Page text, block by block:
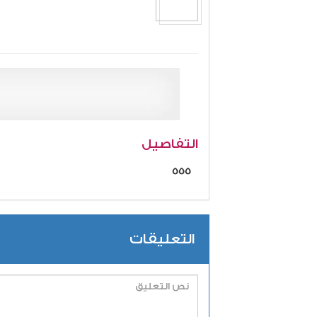
التفاصيل
555
التعليقات